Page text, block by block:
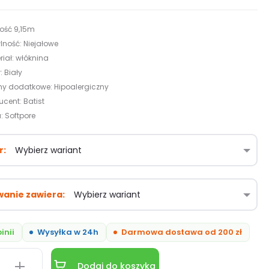
9,15m
Niejałowe
włóknina
Biały
dodatkowe: Hipoalergiczny
Batist
Softpore
zawiera
Wysyłka w 24h Darmowa dostawa od 200 zł
Dodaj do koszyka